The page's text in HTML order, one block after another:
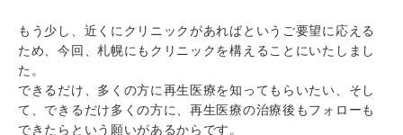
もう少し、近くにクリニックがあればというご要望に応える
ため、今回、札幌にもクリニックを構えることにいたしまし
た。
できるだけ、多くの方に再生医療を知ってもらいたい、そし
て、できるだけ多くの方に、再生医療の治療後もフォローも
できたらという願いがあるからです。